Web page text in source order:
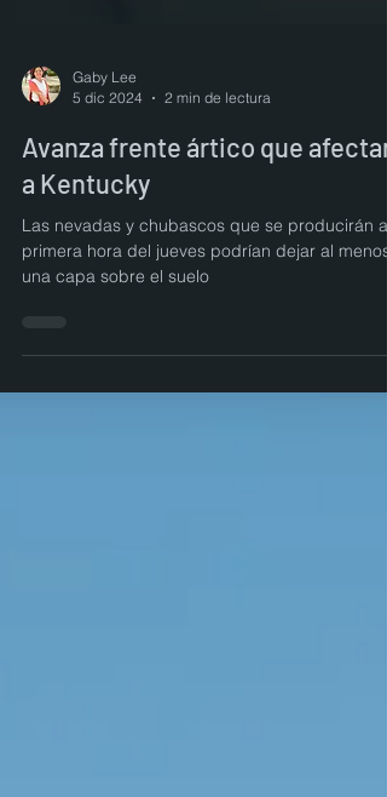
Gaby Lee
5 dic 2024
Avanza frente ártico que
a Kentucky
primera hora del jueves podrían dejar al menos